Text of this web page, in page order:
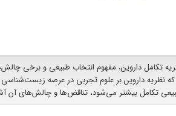
تکامل داروین، مفهوم انتخاب طبیعی و برخی
نظریه داروین بر علوم تجربی در عرصه
تکامل بیشتر می‌شود، تناقض‌ها و چالش‌های آن